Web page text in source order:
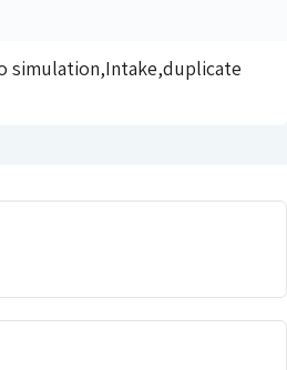
simulation,Intake,duplicate